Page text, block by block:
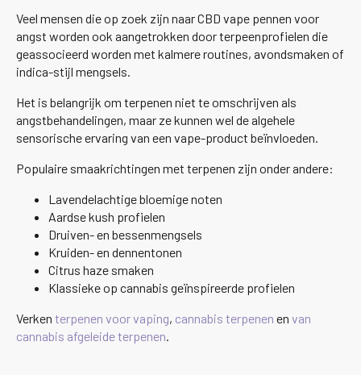
Veel mensen die op zoek zijn naar CBD vape pennen voor
angst worden ook aangetrokken door terpeenprofielen die
geassocieerd worden met kalmere routines, avondsmaken of
indica-stijl mengsels.
Het is belangrijk om terpenen niet te omschrijven als
angstbehandelingen, maar ze kunnen wel de algehele
sensorische ervaring van een vape-product beïnvloeden.
Populaire smaakrichtingen met terpenen zijn onder andere:
Lavendelachtige bloemige noten
Aardse kush profielen
Druiven- en bessenmengsels
Kruiden- en dennentonen
Citrus haze smaken
Klassieke op cannabis geïnspireerde profielen
Verken terpenen voor vaping, cannabis terpenen en van
cannabis afgeleide terpenen.